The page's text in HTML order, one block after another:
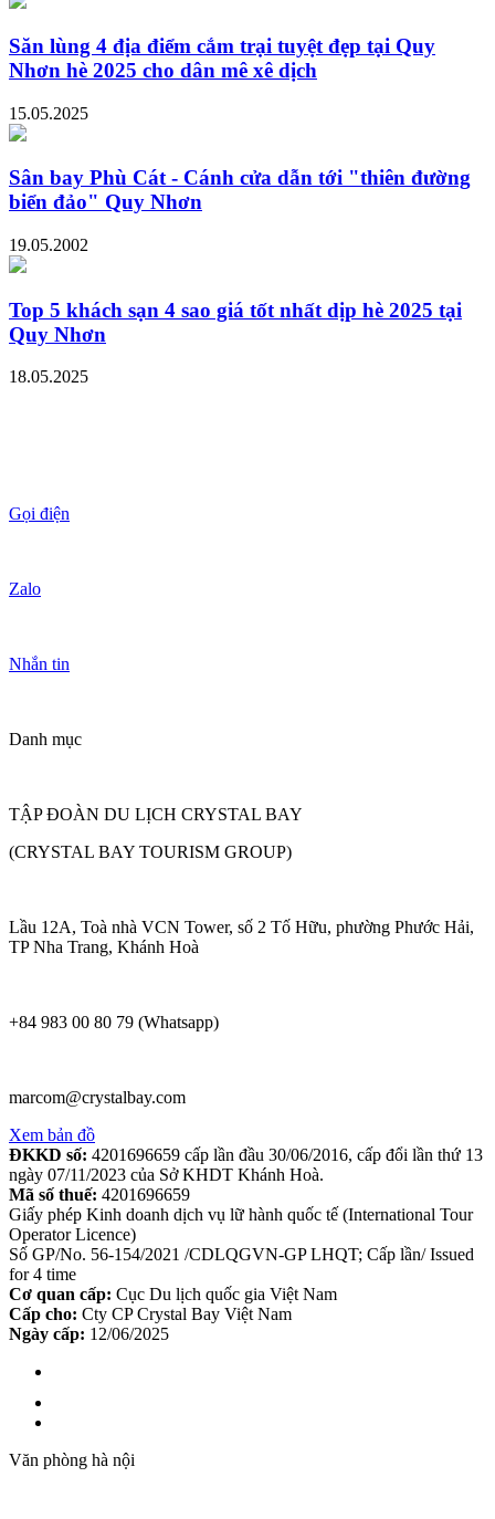
Săn lùng 4 địa điểm cắm trại tuyệt đẹp tại Quy
Nhơn hè 2025 cho dân mê xê dịch
15.05.2025
Sân bay Phù Cát - Cánh cửa dẫn tới "thiên đường
biển đảo" Quy Nhơn
19.05.2002
Top 5 khách sạn 4 sao giá tốt nhất dịp hè 2025 tại
Quy Nhơn
18.05.2025
Gọi điện
Zalo
Nhắn tin
Danh mục
TẬP ĐOÀN DU LỊCH CRYSTAL BAY
(CRYSTAL BAY TOURISM GROUP)
Lầu 12A, Toà nhà VCN Tower, số 2 Tố Hữu, phường Phước Hải,
TP Nha Trang, Khánh Hoà
+84 983 00 80 79 (Whatsapp)
marcom@crystalbay.com
Xem bản đồ
ĐKKD số: 4201696659 cấp lần đầu 30/06/2016, cấp đổi lần thứ 13
ngày 07/11/2023 của Sở KHDT Khánh Hoà.
Mã số thuế: 4201696659
Giấy phép Kinh doanh dịch vụ lữ hành quốc tế (International Tour
Operator Licence)
Số GP/No. 56-154/2021 /CDLQGVN-GP LHQT; Cấp lần/ Issued
for 4 time
Cơ quan cấp: Cục Du lịch quốc gia Việt Nam
Cấp cho: Cty CP Crystal Bay Việt Nam
Ngày cấp: 12/06/2025
Văn phòng hà nội